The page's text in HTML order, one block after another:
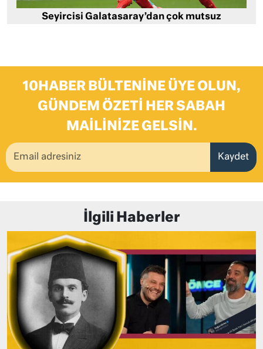
Seyircisi Galatasaray’dan çok mutsuz
10HABER BÜLTENINE ÜYE OLUN,
GÜNDEM ÖZETI HER SABAH
MAILINIZE GELSIN.
Kaydet
İlgili Haberler